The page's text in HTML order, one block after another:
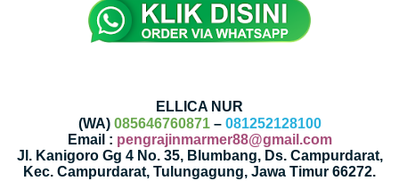
ELLICA NUR
(WA) 085646760871– 081252128100
Email : pengrajinmarmer88@gmail.com
Jl. Kanigoro Gg 4 No. 35, Blumbang, Ds. Campurdarat,
Kec. Campurdarat, Tulungagung, Jawa Timur 66272.